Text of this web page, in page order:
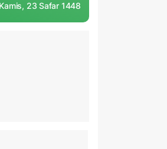
Kamis, 23 Safar 1448